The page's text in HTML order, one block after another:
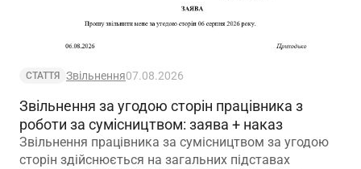
СТАТТЯ Звільнення07.08.2026
Звільнення за угодою сторін працівника з
роботи за сумісництвом: заява + наказ
Звільнення працівника за сумісництвом за угодою
сторін здійснюється на загальних підставах